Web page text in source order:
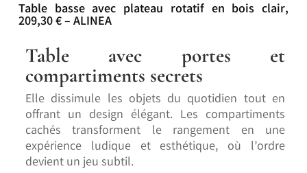
Table basse avec plateau rotatif en bois clair,
209,30 € – ALINEA
Table avec portes et
compartiments secrets
Elle dissimule les objets du quotidien tout en
offrant un design élégant. Les compartiments
cachés transforment le rangement en une
expérience ludique et esthétique, où l’ordre
devient un jeu subtil.